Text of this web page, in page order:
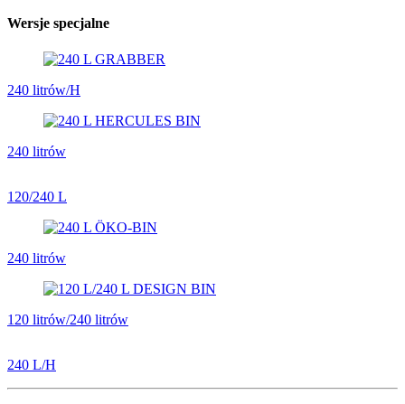
Wersje specjalne
240 litrów/H
240 litrów
120/240 L
240 litrów
120 litrów/240 litrów
240 L/H